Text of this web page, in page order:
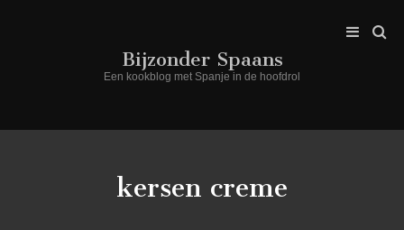
Bijzonder Spaans
Een kookblog met Spanje in de hoofdrol
kersen creme